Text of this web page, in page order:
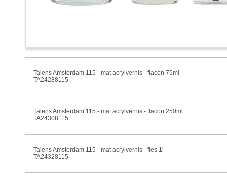
Talens Amsterdam 115 - mat acrylvernis - flacon 75ml
TA24288115
Talens Amsterdam 115 - mat acrylvernis - flacon 250ml
TA24308115
Talens Amsterdam 115 - mat acrylvernis - fles 1l
TA24328115